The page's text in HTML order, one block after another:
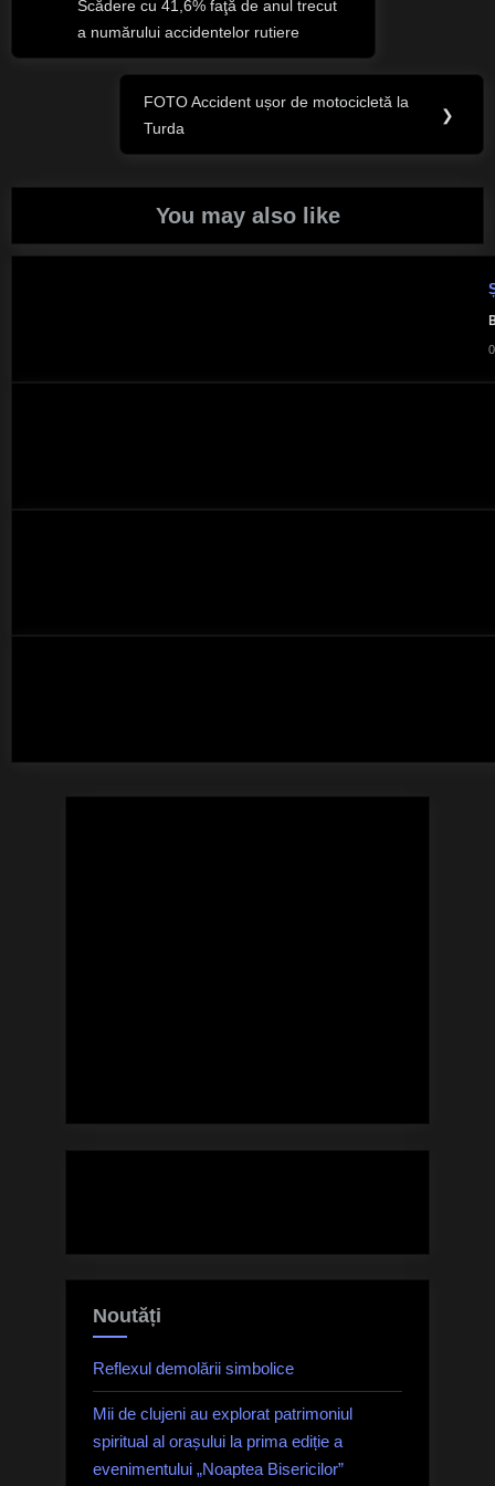
Scădere cu 41,6% faţă de anul trecut
a numărului accidentelor rutiere
Next
Post:
FOTO Accident ușor de motocicletă la
Turda
❯
You may also like
Noutăți
Reflexul demolării simbolice
Mii de clujeni au explorat patrimoniul
spiritual al orașului la prima ediție a
evenimentului „Noaptea Bisericilor”